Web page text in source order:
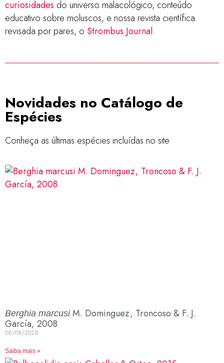
curiosidades do universo malacológico, conteúdo
educativo sobre moluscos, e nossa revista científica
revisada por pares, o Strombus Journal.
Novidades no Catálogo de
Espécies
Conheça as últimas espécies incluídas no site
Berghia marcusiM. Dominguez, Troncoso & F. J.
García, 2008
06/08/2026
Saiba mais »